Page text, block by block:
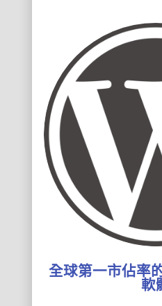
全球第一市佔率
軟